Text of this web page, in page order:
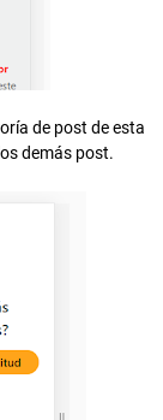
de post de esta
demás post.